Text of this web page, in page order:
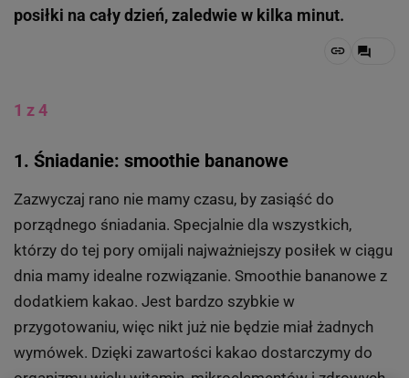
posiłki na cały dzień, zaledwie w kilka minut.
1 z 4
1. Śniadanie: smoothie bananowe
Zazwyczaj rano nie mamy czasu, by zasiąść do
porządnego śniadania. Specjalnie dla wszystkich,
którzy do tej pory omijali najważniejszy posiłek w ciągu
dnia mamy idealne rozwiązanie. Smoothie bananowe z
dodatkiem kakao. Jest bardzo szybkie w
przygotowaniu, więc nikt już nie będzie miał żadnych
wymówek. Dzięki zawartości kakao dostarczymy do